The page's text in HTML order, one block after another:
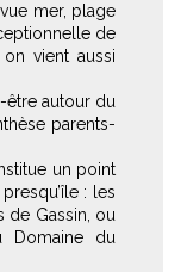
mer, plage
de
vient aussi
être autour du
parents-
un point
: les
de Gassin, ou
Domaine du